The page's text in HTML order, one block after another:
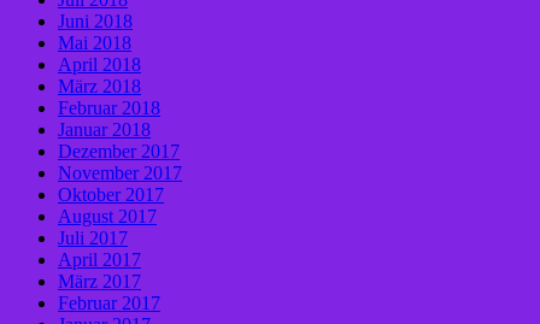
Juni 2018
Mai 2018
April 2018
März 2018
Februar 2018
Januar 2018
Dezember 2017
November 2017
Oktober 2017
August 2017
Juli 2017
April 2017
März 2017
Februar 2017